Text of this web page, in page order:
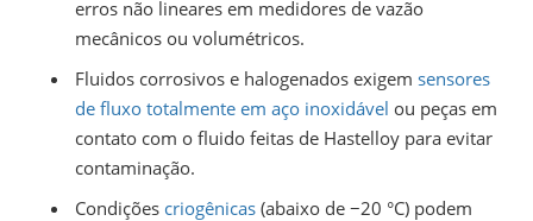
erros não lineares em medidores de vazão
mecânicos ou volumétricos.
Fluidos corrosivos e halogenados exigem sensores
de fluxo totalmente em aço inoxidável ou peças em
contato com o fluido feitas de Hastelloy para evitar
contaminação.
Condições criogênicas(abaixo de −20 °C) podem